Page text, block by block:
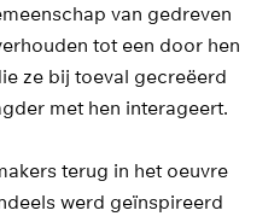
van gedreven
tot een door hen
ze bij toeval gecreëerd
met hen interageert.
terug in het oeuvre
werd geïnspireerd